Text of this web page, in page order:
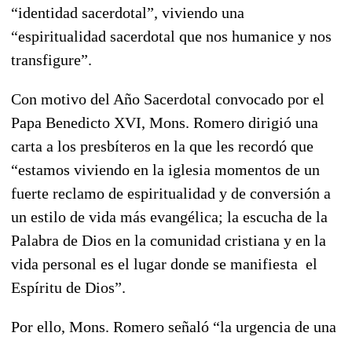
“identidad sacerdotal”, viviendo una
“espiritualidad sacerdotal que nos humanice y nos
transfigure”.
Con motivo del Año Sacerdotal convocado por el
Papa Benedicto XVI, Mons. Romero dirigió una
carta a los presbíteros en la que les recordó que
“estamos viviendo en la iglesia momentos de un
fuerte reclamo de espiritualidad y de conversión a
un estilo de vida más evangélica; la escucha de la
Palabra de Dios en la comunidad cristiana y en la
vida personal es el lugar donde se manifiesta el
Espíritu de Dios”.
Por ello, Mons. Romero señaló “la urgencia de una